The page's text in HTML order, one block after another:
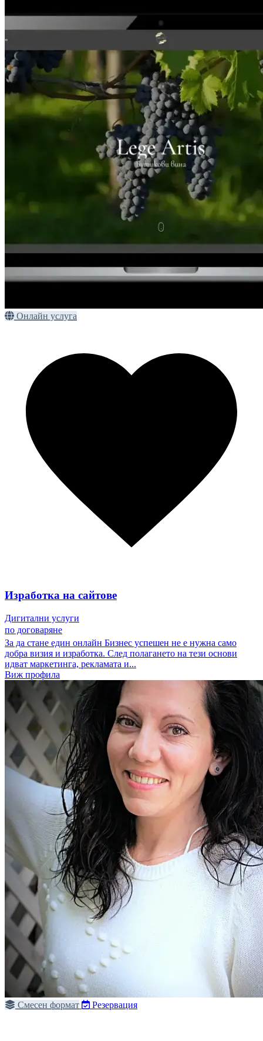
Онлайн услуга
Изработка на сайтове
Дигитални услуги
по договаряне
За да стане един онлайн Бизнес успешен не е нужна само
добра визия и изработка. След полагането на тези основи
идват маркетинга, рекламата и...
Виж профила
Смесен формат Резервация